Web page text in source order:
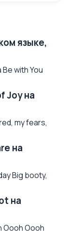
языке,
with You
Joy на
my fears,
на
Big booty,
на
Oooh Oooh